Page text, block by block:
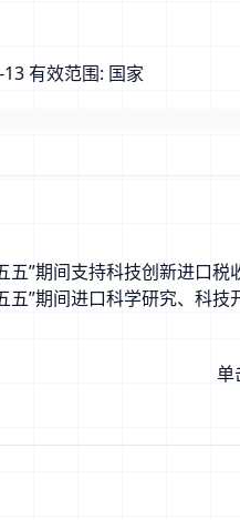
13有效范围: 国家
五”期间支持科技创新进口
五”期间进口科学研究、科
单